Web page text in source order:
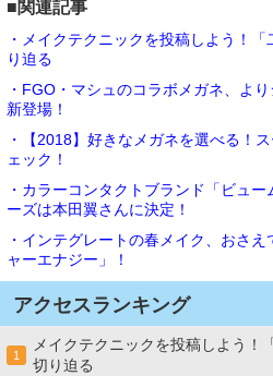
■関連記事
・メイクテクニックを投稿しよう！
り迫る
・FGO・マシュのコラボメガネ、よ
新登場！
・【2018】好きなメガネを選べる！
ェック！
・カラーコンタクトブランド「ビュ
ーズは本田翼さんに決定！
・インテグレートの春メイク、おさ
ャーエナジー」！
アクセスランキング
1
メイクテクニックを投稿しよう！
切り迫る